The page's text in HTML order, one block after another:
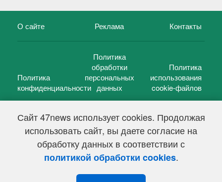
Сайт 47news использует cookies. Продолжая
использовать сайт, вы даете согласие на
обработку данных в соответствии с
политикой обработки cookies.
О сайте Реклама Контакты
Политика
конфиденциальности
Политика
обработки
персональных
данных
Политика
использования
cookie-файлов
47 новостей (47 news)2005 — 2026 г.
Свидетельство о регистрации СМИ Эл № ФС 77-39848, выдано
Федеральной службой по надзору в сфере связи,
информационных технологий и массовых коммуникаций